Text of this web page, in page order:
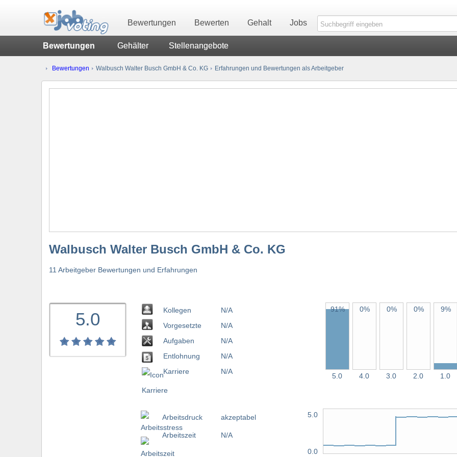
Bewertungen Bewerten Gehalt Jobs
Bewertungen Gehälter Stellenangebote
Bewertungen Walbusch Walter Busch GmbH & Co. KG Erfahrungen und Bewertungen als Arbeitgeber
Walbusch Walter Busch GmbH & Co. KG
11 Arbeitgeber Bewertungen und Erfahrungen
5.0
Kollegen
Vorgesetzte
Aufgaben
Entlohnung
Karriere
N/A
N/A
N/A
N/A
N/A
91%
5.0
0%
4.0
0%
3.0
0%
2.0
9%
1.0
Arbeitsdruck
Arbeitszeit
akzeptabel
N/A
5.0
0.0